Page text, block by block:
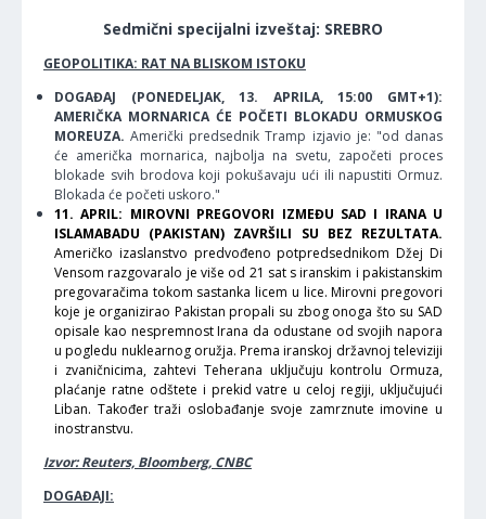
Sedmični specijalni izveštaj: SREBRO
GEOPOLITIKA: RAT NA BLISKOM ISTOKU
DOGAĐAJ (PONEDELJAK, 13. APRILA, 15:00 GMT+1):
AMERIČKA MORNARICA ĆE POČETI BLOKADU ORMUSKOG
MOREUZA. Američki predsednik Tramp izjavio je: "od danas
će američka mornarica, najbolja na svetu, započeti proces
blokade svih brodova koji pokušavaju ući ili napustiti Ormuz.
Blokada će početi uskoro."
11. APRIL: MIROVNI PREGOVORI IZMEĐU SAD I IRANA U
ISLAMABADU (PAKISTAN) ZAVRŠILI SU BEZ REZULTATA.
Američko izaslanstvo predvođeno potpredsednikom Džej Di
Vensom razgovaralo je više od 21 sat s iranskim i pakistanskim
pregovaračima tokom sastanka licem u lice. Mirovni pregovori
koje je organizirao Pakistan propali su zbog onoga što su SAD
opisale kao nespremnost Irana da odustane od svojih napora
u pogledu nuklearnog oružja. Prema iranskoj državnoj televiziji
i zvaničnicima, zahtevi Teherana uključuju kontrolu Ormuza,
plaćanje ratne odštete i prekid vatre u celoj regiji, uključujući
Liban. Također traži oslobađanje svoje zamrznute imovine u
inostranstvu.
Izvor: Reuters, Bloomberg, CNBC
DOGAĐAJI: